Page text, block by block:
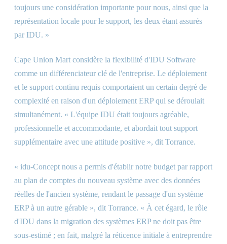
toujours une considération importante pour nous, ainsi que la
représentation locale pour le support, les deux étant assurés
par IDU. »
Cape Union Mart considère la flexibilité d'IDU Software
comme un différenciateur clé de l'entreprise. Le déploiement
et le support continu requis comportaient un certain degré de
complexité en raison d'un déploiement ERP qui se déroulait
simultanément. « L'équipe IDU était toujours agréable,
professionnelle et accommodante, et abordait tout support
supplémentaire avec une attitude positive », dit Torrance.
« idu-Concept nous a permis d'établir notre budget par rapport
au plan de comptes du nouveau système avec des données
réelles de l'ancien système, rendant le passage d'un système
ERP à un autre gérable », dit Torrance. « À cet égard, le rôle
d'IDU dans la migration des systèmes ERP ne doit pas être
sous-estimé ; en fait, malgré la réticence initiale à entreprendre